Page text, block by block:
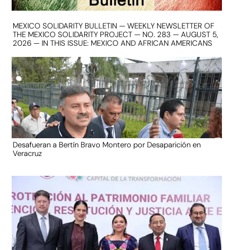
MEXICO SOLIDARITY BULLETIN — WEEKLY NEWSLETTER OF
THE MEXICO SOLIDARITY PROJECT — NO. 283 — AUGUST 5,
2026 — IN THIS ISSUE: MEXICO AND AFRICAN AMERICANS
Desafueran a Bertín Bravo Montero por Desaparición en
Veracruz